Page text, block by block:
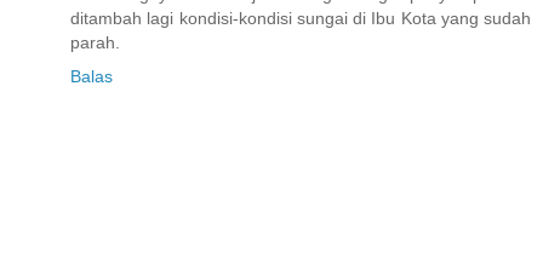
ditambah lagi kondisi-kondisi sungai di Ibu Kota yang sudah
parah.
Balas